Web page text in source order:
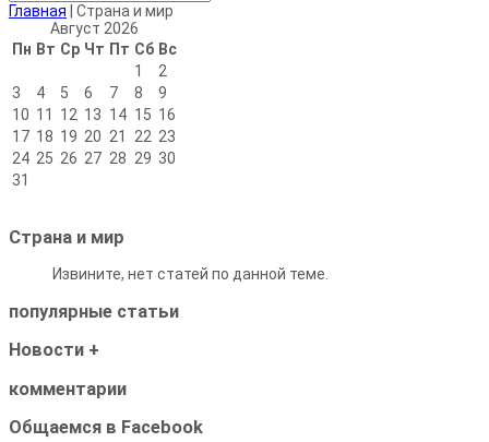
Главная
Страна и мир
Август 2026
Пн Вт Ср Чт Пт Сб Вс
1
2
3
4 5 6 7 8
9
10 11 12 13 14 15 16
17 18 19 20 21 22 23
24 25 26 27 28 29 30
31
Страна и мир
Извините, нет статей по данной теме.
популярные статьи
Новости +
комментарии
Общаемся в Facebook